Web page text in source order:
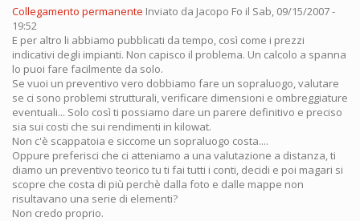
Collegamento permanente Inviato da Jacopo Fo il Sab, 09/15/2007 -
19:52
E per altro li abbiamo pubblicati da tempo, così come i prezzi
indicativi degli impianti. Non capisco il problema. Un calcolo a spanna
lo puoi fare facilmente da solo.
Se vuoi un preventivo vero dobbiamo fare un sopraluogo, valutare
se ci sono problemi strutturali, verificare dimensioni e ombreggiature
eventuali... Solo così ti possiamo dare un parere definitivo e preciso
sia sui costi che sui rendimenti in kilowat.
Non c'è scappatoia e siccome un sopraluogo costa....
Oppure preferisci che ci atteniamo a una valutazione a distanza, ti
diamo un preventivo teorico tu ti fai tutti i conti, decidi e poi magari si
scopre che costa di più perchè dalla foto e dalle mappe non
risultavano una serie di elementi?
Non credo proprio.